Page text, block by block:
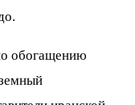
обогащению